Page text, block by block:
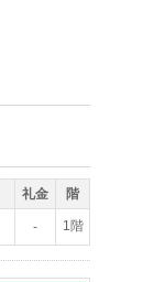
礼金 階
- 1階